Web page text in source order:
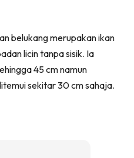
belukang merupakan ikan
licin tanpa sisik. Ia
45 cm namun
sekitar 30 cm sahaja.